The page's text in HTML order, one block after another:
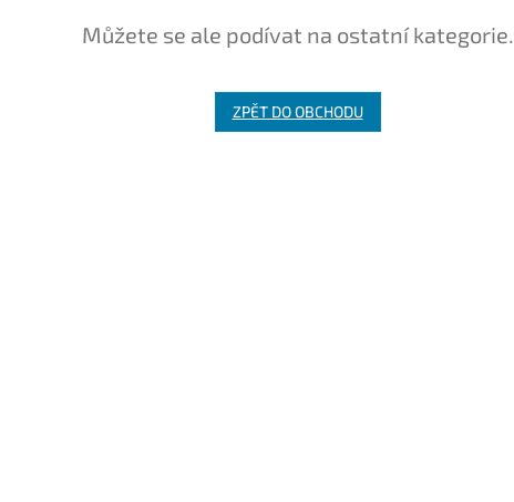
Můžete se ale podívat na ostatní kategorie.
ZPĚT DO OBCHODU